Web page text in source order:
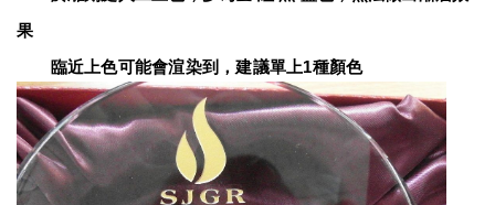
果
臨近上色可能會渲染到，建議單上1種顏色